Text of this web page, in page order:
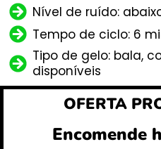
Nível de ruído:
Tempo de ciclo: 6
Tipo de gelo: bala,
disponíveis
OFERTA
Encomende